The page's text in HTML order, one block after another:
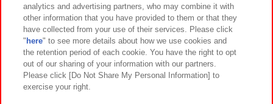
関連会社 サステナビリティ サイトポリシー
プライバシーポリシー ウェブアクセシビリティ方針と検証結果
お取引先さまとともに
analytics and advertising partners, who may combine it with
other information that you have provided to them or that they
have collected from your use of their services. Please click
" here" to see more details about how we use cookies and
the retention period of each cookie. You have the right to opt
out of our sharing of your information with our partners.
Please click [Do Not Share My Personal Information] to
exercise your right.